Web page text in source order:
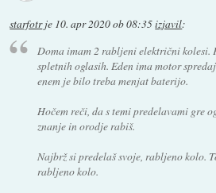
starfotrje 10. apr 2020 ob 08:35izjavil:
Doma imam 2 rabljeni električni kolesi.
spletnih oglasih. Eden ima motor
enem je bilo treba menjat baterijo.
Hočem reči, da s temi predelavami gre
znanje in orodje rabiš.
Najbrž si predelaš svoje, rabljeno kolo.
rabljeno kolo.